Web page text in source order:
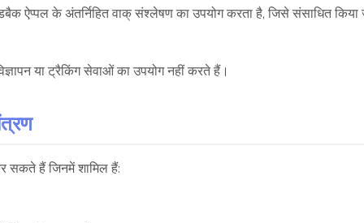
ऐप्पल के अंतर्निहित वाक् संश्लेषण का उपयोग करता है, जिसे संसाधित
या ट्रैकिंग सेवाओं का उपयोग नहीं करते हैं।
सकते हैं जिनमें शामिल हैं: